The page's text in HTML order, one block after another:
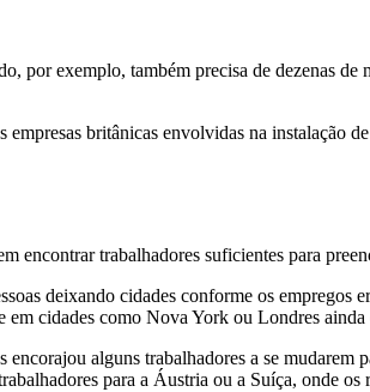
por exemplo, também precisa de dezenas
britânicas envolvidas na instalação
encontrar trabalhadores suficientes para
deixando cidades conforme os
cidades como Nova York ou Londres
alguns trabalhadores a se
para a Áustria ou a Suíça, onde os